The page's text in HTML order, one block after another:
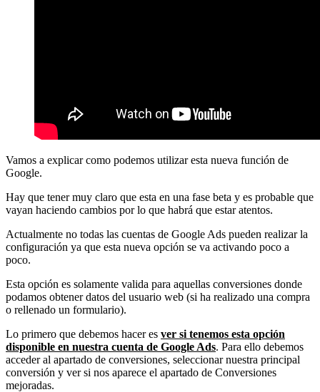
Vamos a explicar como podemos utilizar esta nueva función de
Google.
Hay que tener muy claro que esta en una fase beta y es probable que
vayan haciendo cambios por lo que habrá que estar atentos.
Actualmente no todas las cuentas de Google Ads pueden realizar la
configuración ya que esta nueva opción se va activando poco a
poco.
Esta opción es solamente valida para aquellas conversiones donde
podamos obtener datos del usuario web (si ha realizado una compra
o rellenado un formulario).
Lo primero que debemos hacer es ver si tenemos esta opción
disponible en nuestra cuenta de Google Ads. Para ello debemos
acceder al apartado de conversiones, seleccionar nuestra principal
conversión y ver si nos aparece el apartado de Conversiones
mejoradas.